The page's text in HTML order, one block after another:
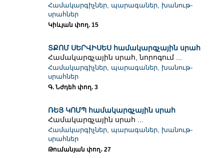
Համակարգիչներ, պարագաներ, խանութ-
սրահներ
Կիևյան փող. 15
ՏՔՈՄ ՍԵՐՎԻՍԵՍ համակարգչային սրահ
Համակարգչային սրահ, նորոգում ...
Համակարգիչներ, պարագաներ, խանութ-
սրահներ
Գ. Նժդեհ փող. 3
ՌԵՅ ԿՈՄՊ համակարգչային սրահ
Համակարգչային սրահ ...
Համակարգիչներ, պարագաներ, խանութ-
սրահներ
Թումանյան փող․ 27